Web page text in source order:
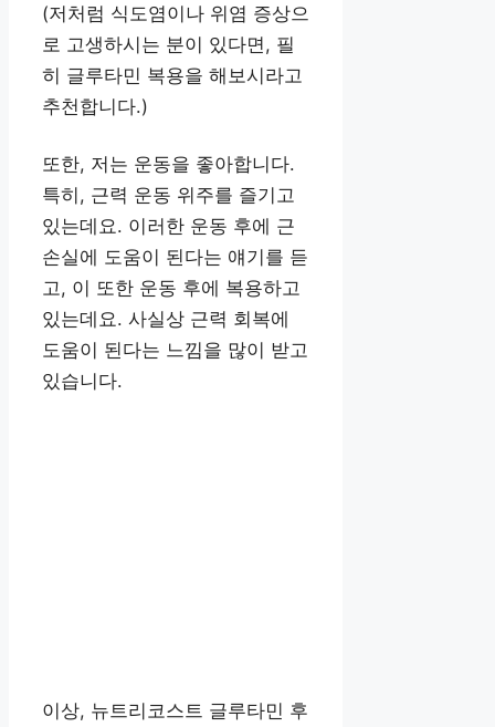
(저처럼 식도염이나 위염 증상으
로 고생하시는 분이 있다면, 필
히 글루타민 복용을 해보시라고
추천합니다.)
또한, 저는 운동을 좋아합니다.
특히, 근력 운동 위주를 즐기고
있는데요. 이러한 운동 후에 근
손실에 도움이 된다는 얘기를 듣
고, 이 또한 운동 후에 복용하고
있는데요. 사실상 근력 회복에
도움이 된다는 느낌을 많이 받고
있습니다.
이상, 뉴트리코스트 글루타민 후